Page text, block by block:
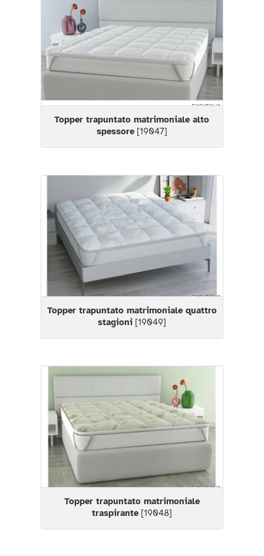
Topper trapuntato matrimoniale alto
spessore[19047]
Topper trapuntato matrimoniale quattro
stagioni[19049]
Topper trapuntato matrimoniale
traspirante[19048]